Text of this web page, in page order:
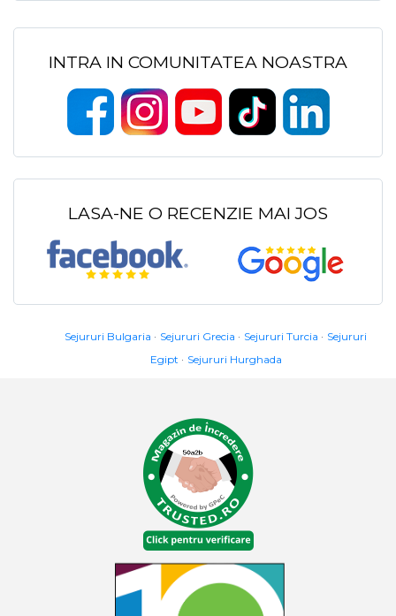
INTRA IN COMUNITATEA NOASTRA
LASA-NE O RECENZIE MAI JOS
Sejururi Bulgaria Sejururi Grecia Sejururi Turcia
Sejururi
Egipt
Sejururi Hurghada